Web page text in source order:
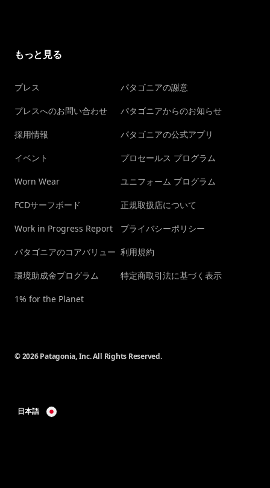
もっと見る
プレス
プレスへのお問い合わせ
採用情報
イベント
Worn Wear
FCDサーフボード
Work in Progress Report
パタゴニアのコアバリュー
環境助成金プログラム
1% for the Planet
パタゴニアの謝意
パタゴニアからのお知らせ
パタゴニアの公式アプリ
プロセールス プログラム
ユニフォーム プログラム
正規取扱店について
プライバシーポリシー
利用規約
特定商取引法に基づく表示
© 2026 Patagonia, Inc. All Rights Reserved.
日本語